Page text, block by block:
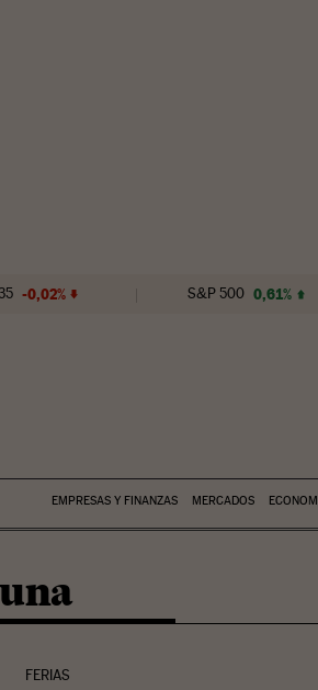
-0,02% S&P 500 0,61%
EMPRESAS Y FINANZAS MERCADOS
FERIAS